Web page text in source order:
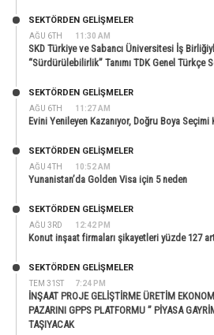
AĞU 6TH 11:30 AM
SEKTÖRDEN GELIŞMELER
SKD Türkiye ve Sabancı Üniversitesi İş
“Sürdürülebilirlik” Tanımı TDK Genel Türkçe
AĞU 6TH 11:27 AM
SEKTÖRDEN GELIŞMELER
Evini Yenileyen Kazanıyor, Doğru Boya
AĞU 4TH 10:52 AM
SEKTÖRDEN GELIŞMELER
Yunanistan’da Golden Visa için 5 neden
AĞU 3RD 12:42 PM
SEKTÖRDEN GELIŞMELER
Konut inşaat firmaları şikayetleri yüzde 127
TEM 31ST 7:24 PM
SEKTÖRDEN GELIŞMELER
İNŞAAT PROJE GELİŞTİRME ÜRETİM
PAZARINI GPPS PLATFORMU ” PİYASA
TAŞIYACAK